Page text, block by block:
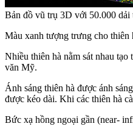
Bản đồ vũ trụ 3D với 50.000 dải
Màu xanh tượng trưng cho thiên
Nhiều thiên hà nằm sát nhau
văn Mỹ.
Ánh sáng thiên hà được ánh
được kéo dài. Khi các thiên hà
Bức xạ hồng ngoại gần (near-